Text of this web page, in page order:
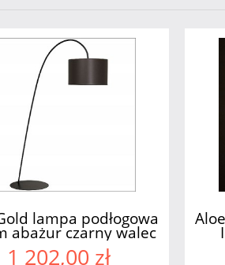
lampa podłogowa
abażur czarny walec
wnętrzem 47cm
1xE27 Nowodvorski
1 202,00 zł